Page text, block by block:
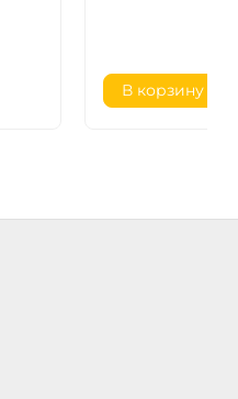
В корзину